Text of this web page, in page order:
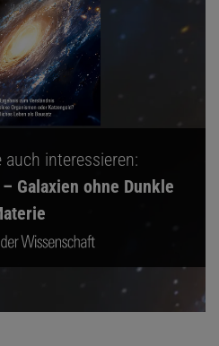
auch interessieren:
Galaxien ohne Dunkle